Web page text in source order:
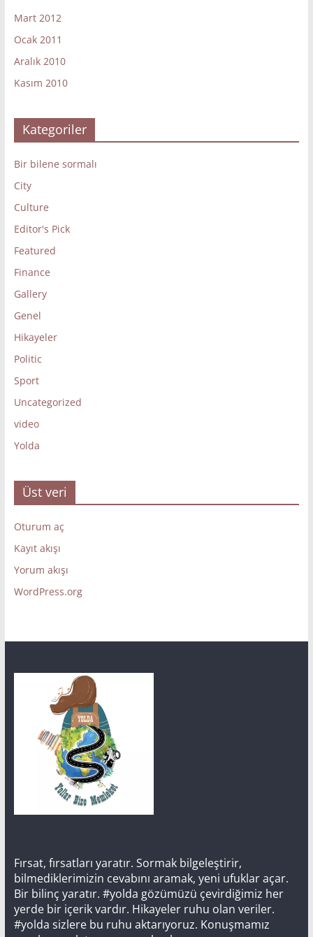
Mart 2012
Ocak 2011
Aralık 2010
Kasım 2010
Kategoriler
Bir bilene sormalı
City
Culture
Editor's Pick
Featured
Finance
Gallery
Genel
Hikayeler
Politic
Sport
Uncategorized
video
Yolda
Üst veri
Oturum aç
Kayıt akışı
Yorum akışı
WordPress.org
Fırsat, fırsatları yaratır. Sormak bilgeleştirir,
bilmediklerimizin cevabını aramak, yeni ufuklar açar.
Bir bilinç yaratır. #yolda gözümüzü çevirdiğimiz her
yerde bir içerik vardır. Hikayeler ruhu olan veriler.
#yolda sizlere bu ruhu aktarıyoruz. Konuşmamız